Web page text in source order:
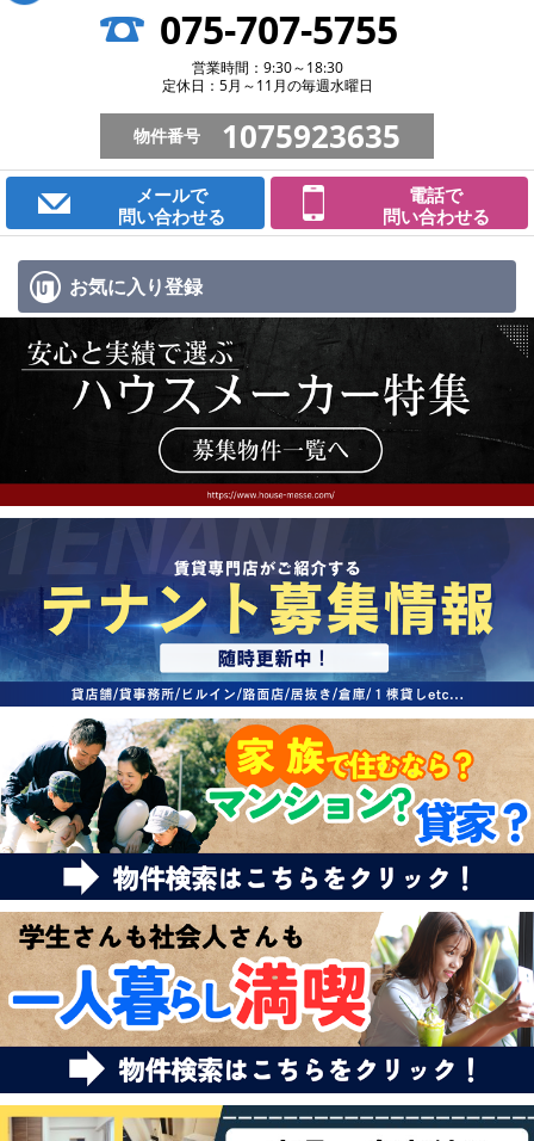
075-707-5755
営業時間：9:30～18:30
定休日：5月～11月の毎週水曜日
物件番号 1075923635
メールで
問い合わせる
電話で
問い合わせる
お気に入り登録